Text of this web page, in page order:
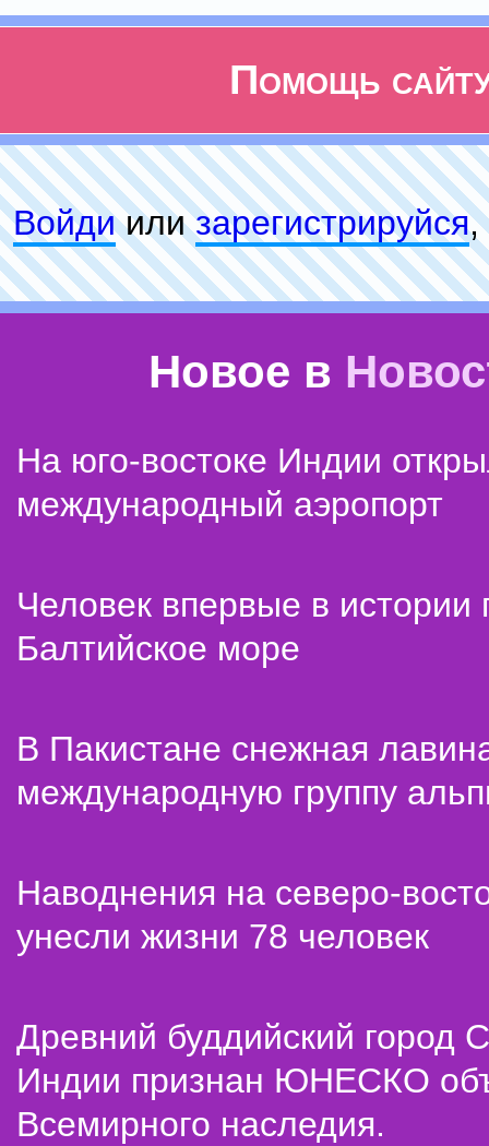
Помощь
Войдиилизарeгиcтpируйся,
Новое в
На юго-востоке Индии
международный аэропорт
Человек впервые в истории
Балтийское море
В Пакистане снежная
международную группу
Наводнения на северо-
унесли жизни 78 человек
Древний буддийский город
Индии признан ЮНЕСКО
Всемирного наследия.